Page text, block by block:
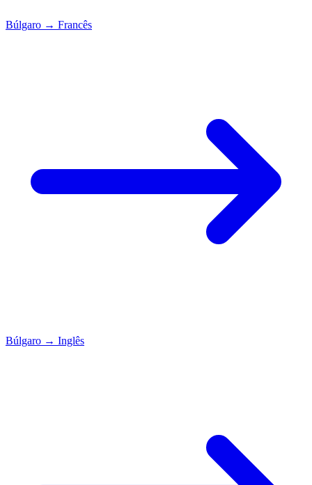
Búlgaro → Francês
Búlgaro → Inglês